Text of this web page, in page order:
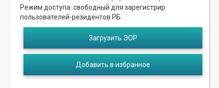
Режим доступа: свободный для зарегистрир.
пользователей-резидентов РБ.
Загрузить ЭОР
Добавить в избранное